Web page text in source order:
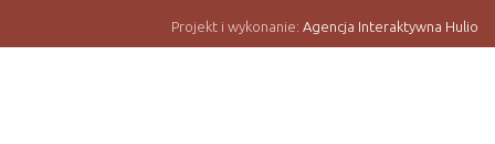
Projekt i wykonanie: Agencja Interaktywna Hulio